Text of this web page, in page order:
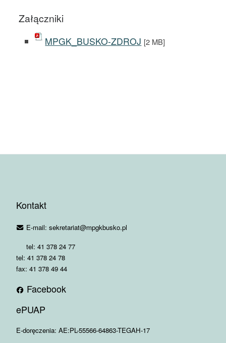
Załączniki
MPGK_BUSKO-ZDROJ [2 MB]
Kontakt
E-mail: sekretariat@mpgkbusko.pl
tel: 41 378 24 77
tel: 41 378 24 78
fax: 41 378 49 44
Facebook
ePUAP
E-doręczenia: AE:PL-55566-64863-TEGAH-17